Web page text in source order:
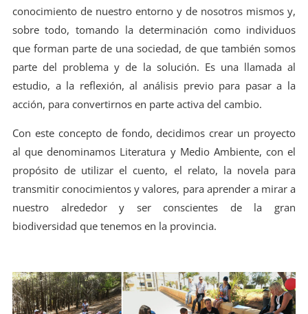
conocimiento de nuestro entorno y de nosotros mismos y,
sobre todo, tomando la determinación como individuos
que forman parte de una sociedad, de que también somos
parte del problema y de la solución. Es una llamada al
estudio, a la reflexión, al análisis previo para pasar a la
acción, para convertirnos en parte activa del cambio.
Con este concepto de fondo, decidimos crear un proyecto
al que denominamos Literatura y Medio Ambiente, con el
propósito de utilizar el cuento, el relato, la novela para
transmitir conocimientos y valores, para aprender a mirar a
nuestro alrededor y ser conscientes de la gran
biodiversidad que tenemos en la provincia.